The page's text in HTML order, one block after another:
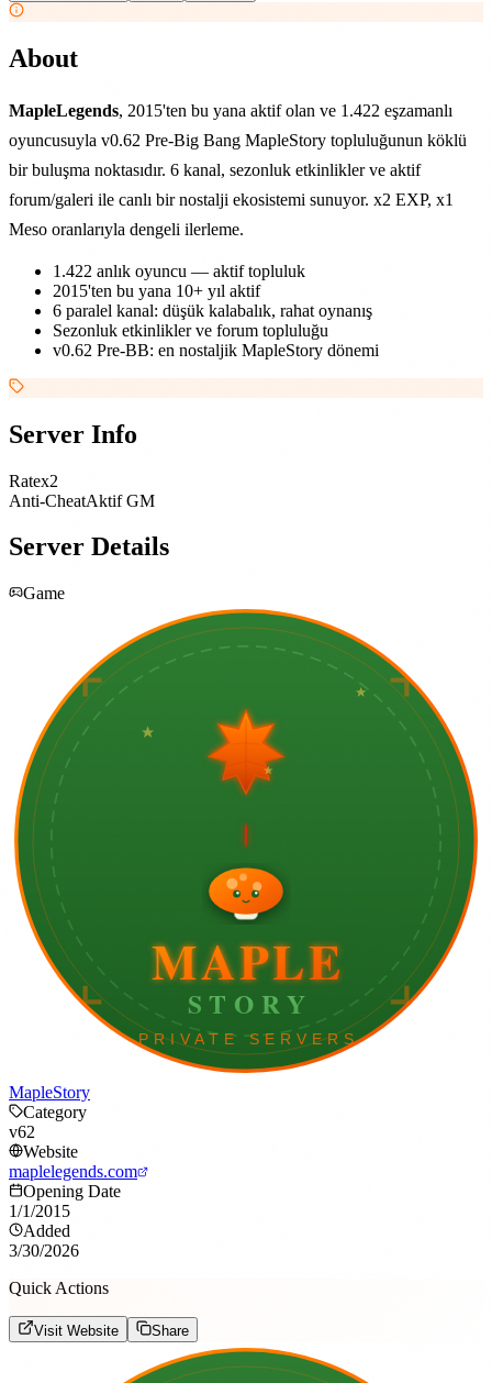
About
MapleLegends, 2015'ten bu yana aktif olan ve 1.422 eşzamanlı
oyuncusuyla v0.62 Pre-Big Bang MapleStory topluluğunun köklü
bir buluşma noktasıdır. 6 kanal, sezonluk etkinlikler ve aktif
forum/galeri ile canlı bir nostalji ekosistemi sunuyor. x2 EXP, x1
Meso oranlarıyla dengeli ilerleme.
1.422 anlık oyuncu — aktif topluluk
2015'ten bu yana 10+ yıl aktif
6 paralel kanal: düşük kalabalık, rahat oynanış
Sezonluk etkinlikler ve forum topluluğu
v0.62 Pre-BB: en nostaljik MapleStory dönemi
Server Info
Ratex2
Anti-CheatAktif GM
Server Details
Game
MapleStory
Category
v62
Website
maplelegends.com
Opening Date
1/1/2015
Added
3/30/2026
Quick Actions
Visit Website Share